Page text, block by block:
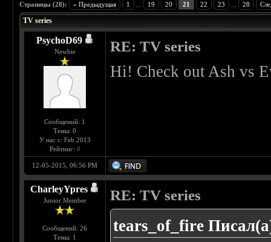
Страницы (28): « Предыдущая 1 19 20 21 22 23 28
TV series
PsychoD69
Newbie
Сообщений: 1
Темы: 0
У нас с: Feb 2013
Рейтинг: 0
RE: TV series
Hi! Check out Ash vs
12-05-2015, 06:56 PM
CharleyYpres
Junior Member
Сообщений: 26
Темы: 1
RE: TV series
tears_of_fire